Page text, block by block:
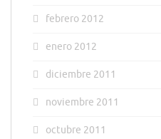
febrero 2012
enero 2012
diciembre 2011
noviembre 2011
octubre 2011